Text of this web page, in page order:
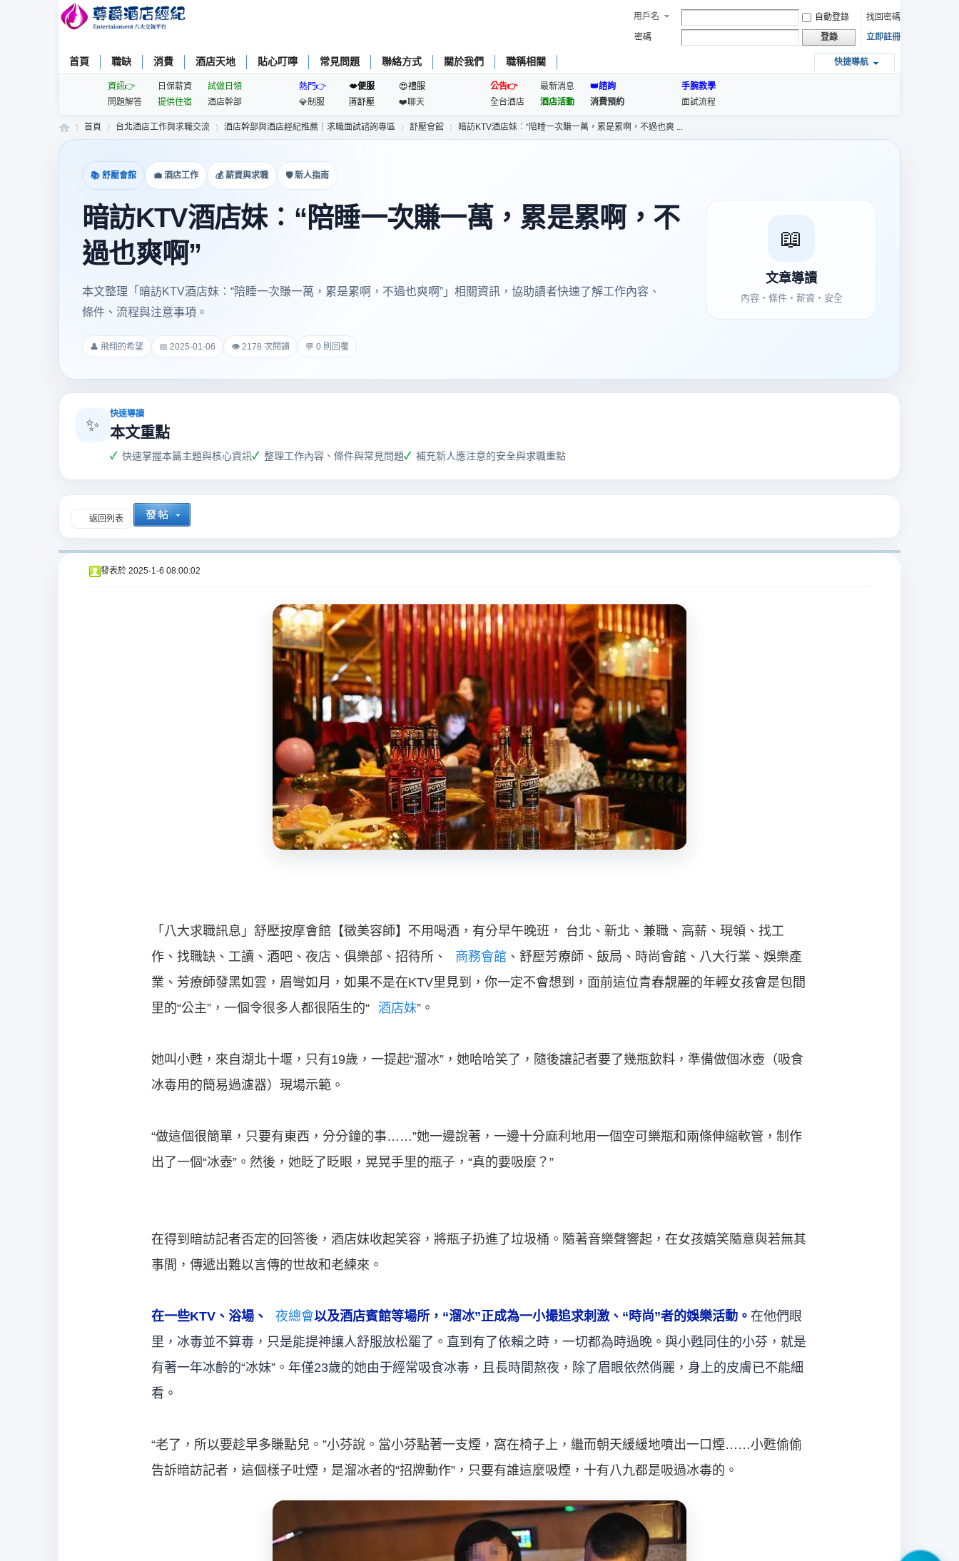
用戶名 自動登錄
找回密碼
密碼
登錄 立即註冊
快捷導航
首頁 職缺 消費 酒店天地 貼心叮嚀 常見問題 聯絡方式 關於我們 職稱相關
資訊👉 日保薪資
試做日領
問題解答
提供住宿 酒店幹部
熱門👉 💋便服
😍禮服
💎制服
🈵️舒壓 ❤️聊天
公告👉 最新消息
👑諮詢
全台酒店
酒店活動 消費預約
手腕教學
面試流程
酒
首頁
›
台北酒店工作與求職交流
›
酒店幹部與酒店經紀推薦｜求職面試諮詢專區 舒壓會館 暗訪KTV酒店妹︰“陪睡一次賺一萬，累是累啊，不過也爽 ...
📚 舒壓會館 💼 酒店工作 💰 薪資與求職 🛡 新人指南
暗訪KTV酒店妹︰“陪睡一次賺一萬，累是累啊，不
過也爽啊”
本文整理「暗訪KTV酒店妹︰“陪睡一次賺一萬，累是累啊，不過也爽啊”」相關資訊，協助讀者快速了解工作內容、
條件、流程與注意事項。
👤 飛翔的希望 📅 2025-01-06 👁 2178 次閱讀 💬 0 則回覆
📖
文章導讀
內容・條件・薪資・安全
✨
快速導讀
本文重點
快速掌握本篇主題與核心資訊 整理工作內容、條件與常見問題 補充新人應注意的安全與求職重點
返回列表
發表於 2025-1-6 08:00:02
「八大求職訊息」舒壓按摩會館【徵美容師】不用喝酒，有分早午晚班， 台北、新北、兼職、高薪、現領、找工
作、找職缺、工讀、酒吧、夜店、俱樂部、招待所、
商務會館 、舒壓芳療師、飯局、時尚會館、八大行業、娛樂產
業、芳療師發黑如雲，眉彎如月，如果不是在KTV里見到，你一定不會想到，面前這位青春靚麗的年輕女孩會是包間
里的“公主”，一個令很多人都很陌生的“ 酒店妹”。
她叫小甦，來自湖北十堰，只有19歲，一提起“溜冰”，她哈哈笑了，隨後讓記者要了幾瓶飲料，準備做個冰壺（吸食
冰毒用的簡易過濾器）現場示範。
“做這個很簡單，只要有東西，分分鐘的事……”她一邊說著，一邊十分麻利地用一個空可樂瓶和兩條伸縮軟管，制作
出了一個“冰壺”。然後，她眨了眨眼，晃晃手里的瓶子，“真的要吸麼？”
在得到暗訪記者否定的回答後，酒店妹收起笑容，將瓶子扔進了垃圾桶。隨著音樂聲響起，在女孩嬉笑隨意與若無其
事間，傳遞出難以言傳的世故和老練來。
在一些KTV、浴場、 夜總會以及酒店賓館等場所，“溜冰”正成為一小撮追求刺激、“時尚”者的娛樂活動。 在他們眼
里，冰毒並不算毒，只是能提神讓人舒服放松罷了。直到有了依賴之時，一切都為時過晚。與小甦同住的小芬，就是
有著一年冰齡的“冰妹”。年僅23歲的她由于經常吸食冰毒，且長時間熬夜，除了眉眼依然俏麗，身上的皮膚已不能細
看。
“老了，所以要趁早多賺點兒。”小芬說。當小芬點著一支煙，窩在椅子上，繼而朝天緩緩地噴出一口煙……小甦偷偷
告訴暗訪記者，這個樣子吐煙，是溜冰者的“招牌動作”，只要有誰這麼吸煙，十有八九都是吸過冰毒的。